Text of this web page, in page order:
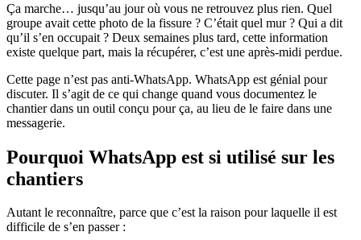
Ça marche… jusqu’au jour où vous ne retrouvez plus rien. Quel
groupe avait cette photo de la fissure ? C’était quel mur ? Qui a dit
qu’il s’en occupait ? Deux semaines plus tard, cette information
existe quelque part, mais la récupérer, c’est une après-midi perdue.
Cette page n’est pas anti-WhatsApp. WhatsApp est génial pour
discuter. Il s’agit de ce qui change quand vous documentez le
chantier dans un outil conçu pour ça, au lieu de le faire dans une
messagerie.
Pourquoi WhatsApp est si utilisé sur les
chantiers
Autant le reconnaître, parce que c’est la raison pour laquelle il est
difficile de s’en passer :